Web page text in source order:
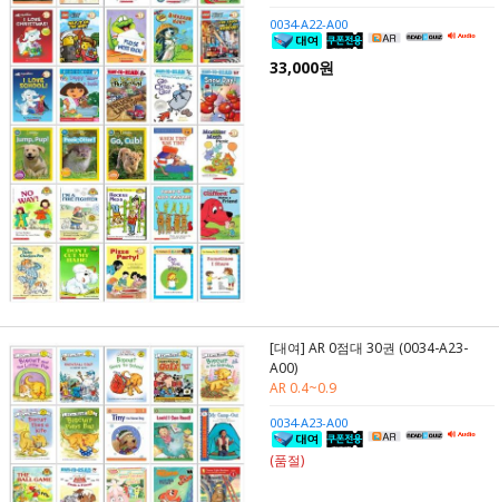
0034-A22-A00
33,000원
[대여] AR 0점대 30권 (0034-A23-
A00)
AR 0.4~0.9
0034-A23-A00
(품절)